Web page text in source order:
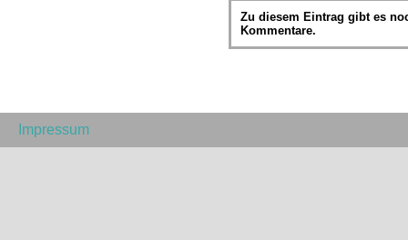
Zu diesem Eintrag gibt es
Kommentare.
Impressum